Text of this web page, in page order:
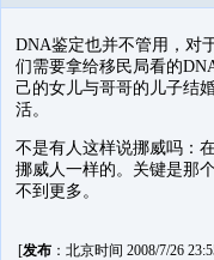
DNA鉴定也并不管用，对
们需要拿给移民局看的
己的女儿与哥哥的儿子结
活。
不是有人这样说挪威吗：
挪威人一样的。关键是那
不到更多。
[发布：北京时间 2008/7/26